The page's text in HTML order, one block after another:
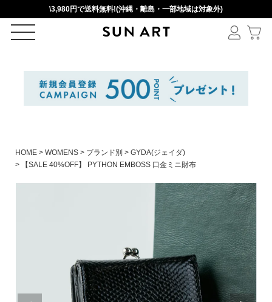
\3,980円で送料無料!(沖縄・離島・一部地域は対象外)
ログイン
新規会員登録
絞りこみ検索
HOME WOMENS ブランド別
GYDA(ジェイダ)
【SALE 40%OFF】 PYTHON EMBOSS 口金ミニ財布